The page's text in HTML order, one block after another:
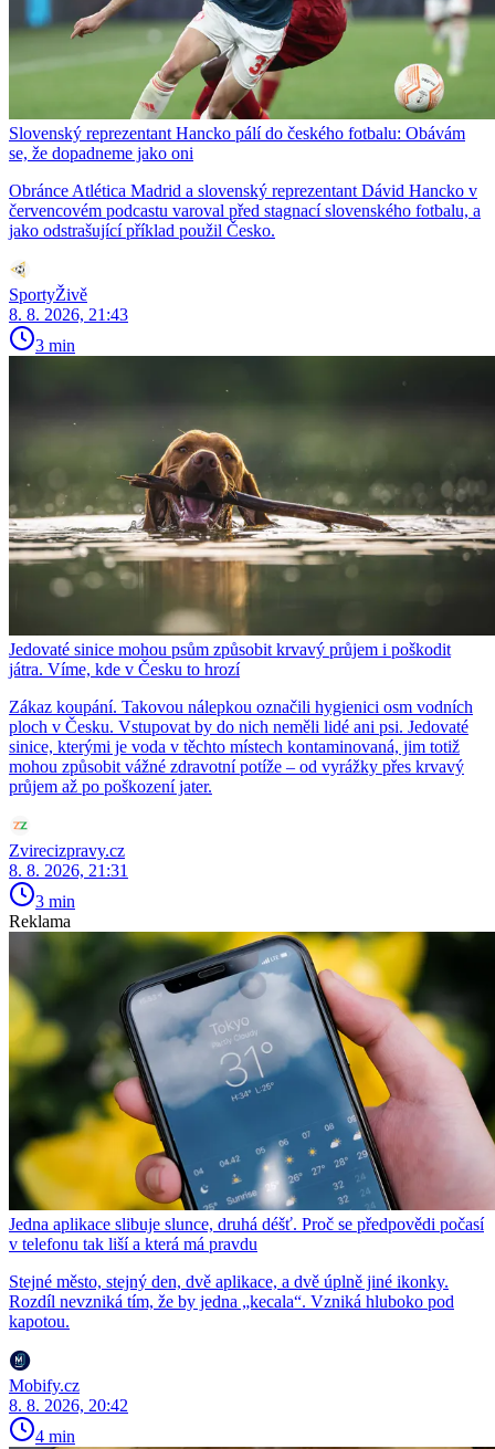
Slovenský reprezentant Hancko pálí do českého fotbalu: Obávám
se, že dopadneme jako oni
Obránce Atlética Madrid a slovenský reprezentant Dávid Hancko v
červencovém podcastu varoval před stagnací slovenského fotbalu, a
jako odstrašující příklad použil Česko.
SportyŽivě
8. 8. 2026, 21:43
3 min
Jedovaté sinice mohou psům způsobit krvavý průjem i poškodit
játra. Víme, kde v Česku to hrozí
Zákaz koupání. Takovou nálepkou označili hygienici osm vodních
ploch v Česku. Vstupovat by do nich neměli lidé ani psi. Jedovaté
sinice, kterými je voda v těchto místech kontaminovaná, jim totiž
mohou způsobit vážné zdravotní potíže – od vyrážky přes krvavý
průjem až po poškození jater.
Zvirecizpravy.cz
8. 8. 2026, 21:31
3 min
Reklama
Jedna aplikace slibuje slunce, druhá déšť. Proč se předpovědi počasí
v telefonu tak liší a která má pravdu
Stejné město, stejný den, dvě aplikace, a dvě úplně jiné ikonky.
Rozdíl nevzniká tím, že by jedna „kecala“. Vzniká hluboko pod
kapotou.
Mobify.cz
8. 8. 2026, 20:42
4 min